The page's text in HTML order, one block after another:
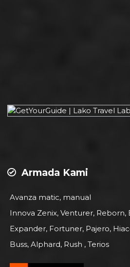
Armada Kami
Avanza matic, manual
Innova Zenix, Venturer, Reborn,
Expander, Fortuner, Pajero,
Buss, Alphard, Rush , Terios